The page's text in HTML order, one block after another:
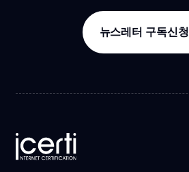
뉴스레터 구독신청